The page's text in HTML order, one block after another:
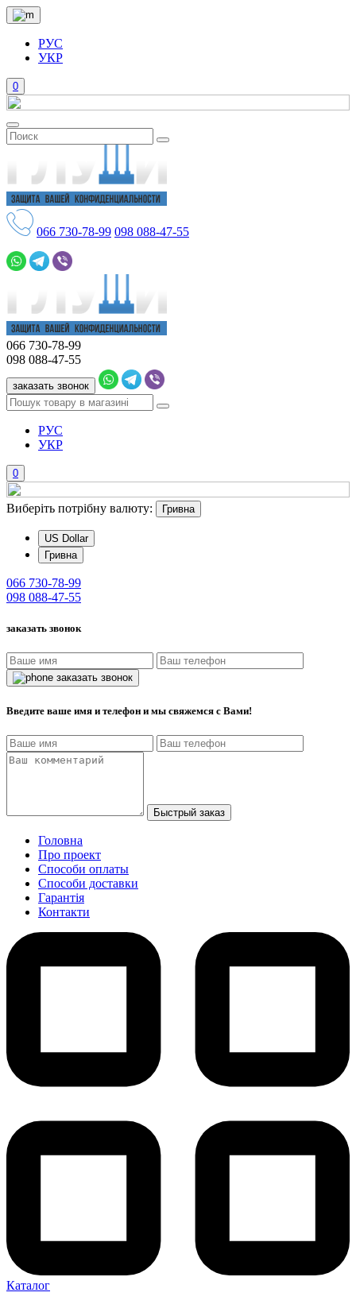
РУС
УКР
0
066 730-78-99 098 088-47-55
066 730-78-99
098 088-47-55
заказать звонок
РУС
УКР
0
Виберіть потрібну валюту: Гривна
US Dollar
Гривна
066 730-78-99
098 088-47-55
заказать звонок
заказать звонок
Введите ваше имя и телефон и мы свяжемся с Вами!
Быстрый заказ
Головна
Про проект
Способи оплаты
Способи доставки
Гарантiя
Контакти
Каталог